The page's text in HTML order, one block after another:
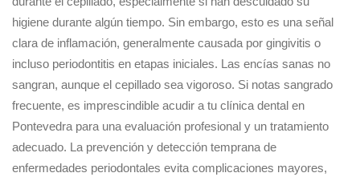
higiene durante algún tiempo. Sin embargo, esto es una señal
clara de inflamación, generalmente causada por gingivitis o
incluso periodontitis en etapas iniciales. Las encías sanas no
sangran, aunque el cepillado sea vigoroso. Si notas sangrado
frecuente, es imprescindible acudir a tu clínica dental en
Pontevedra para una evaluación profesional y un tratamiento
adecuado. La prevención y detección temprana de
enfermedades periodontales evita complicaciones mayores,